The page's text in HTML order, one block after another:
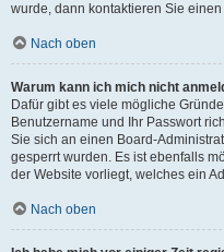
wurde, dann kontaktieren Sie einen
Nach oben
Warum kann ich mich nicht
Dafür gibt es viele mögliche
Benutzername und Ihr Passwort
Sie sich an einen Board-
gesperrt wurden. Es ist ebenfalls
der Website vorliegt, welches ein
Nach oben